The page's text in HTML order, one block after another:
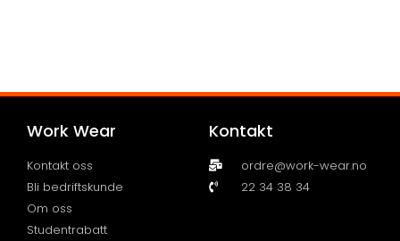
Work Wear
Kontakt oss
Bli bedriftskunde
Om oss
Studentrabatt
Kontakt
ordre@work-wear.no
22 34 38 34